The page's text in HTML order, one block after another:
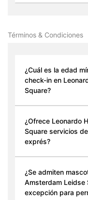
Términos & Condiciones
¿Cuál es la edad
check-in en
Square?
¿Ofrece Leonardo
Square servicios
exprés?
¿Se admiten
Amsterdam Leidse
excepción para